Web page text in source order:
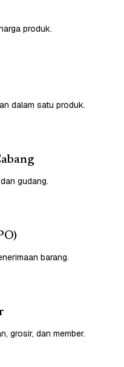
produk.
dalam satu produk.
gudang.
barang.
grosir, dan member.